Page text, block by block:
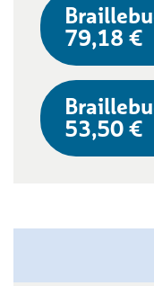
79,18 €
53,50 €